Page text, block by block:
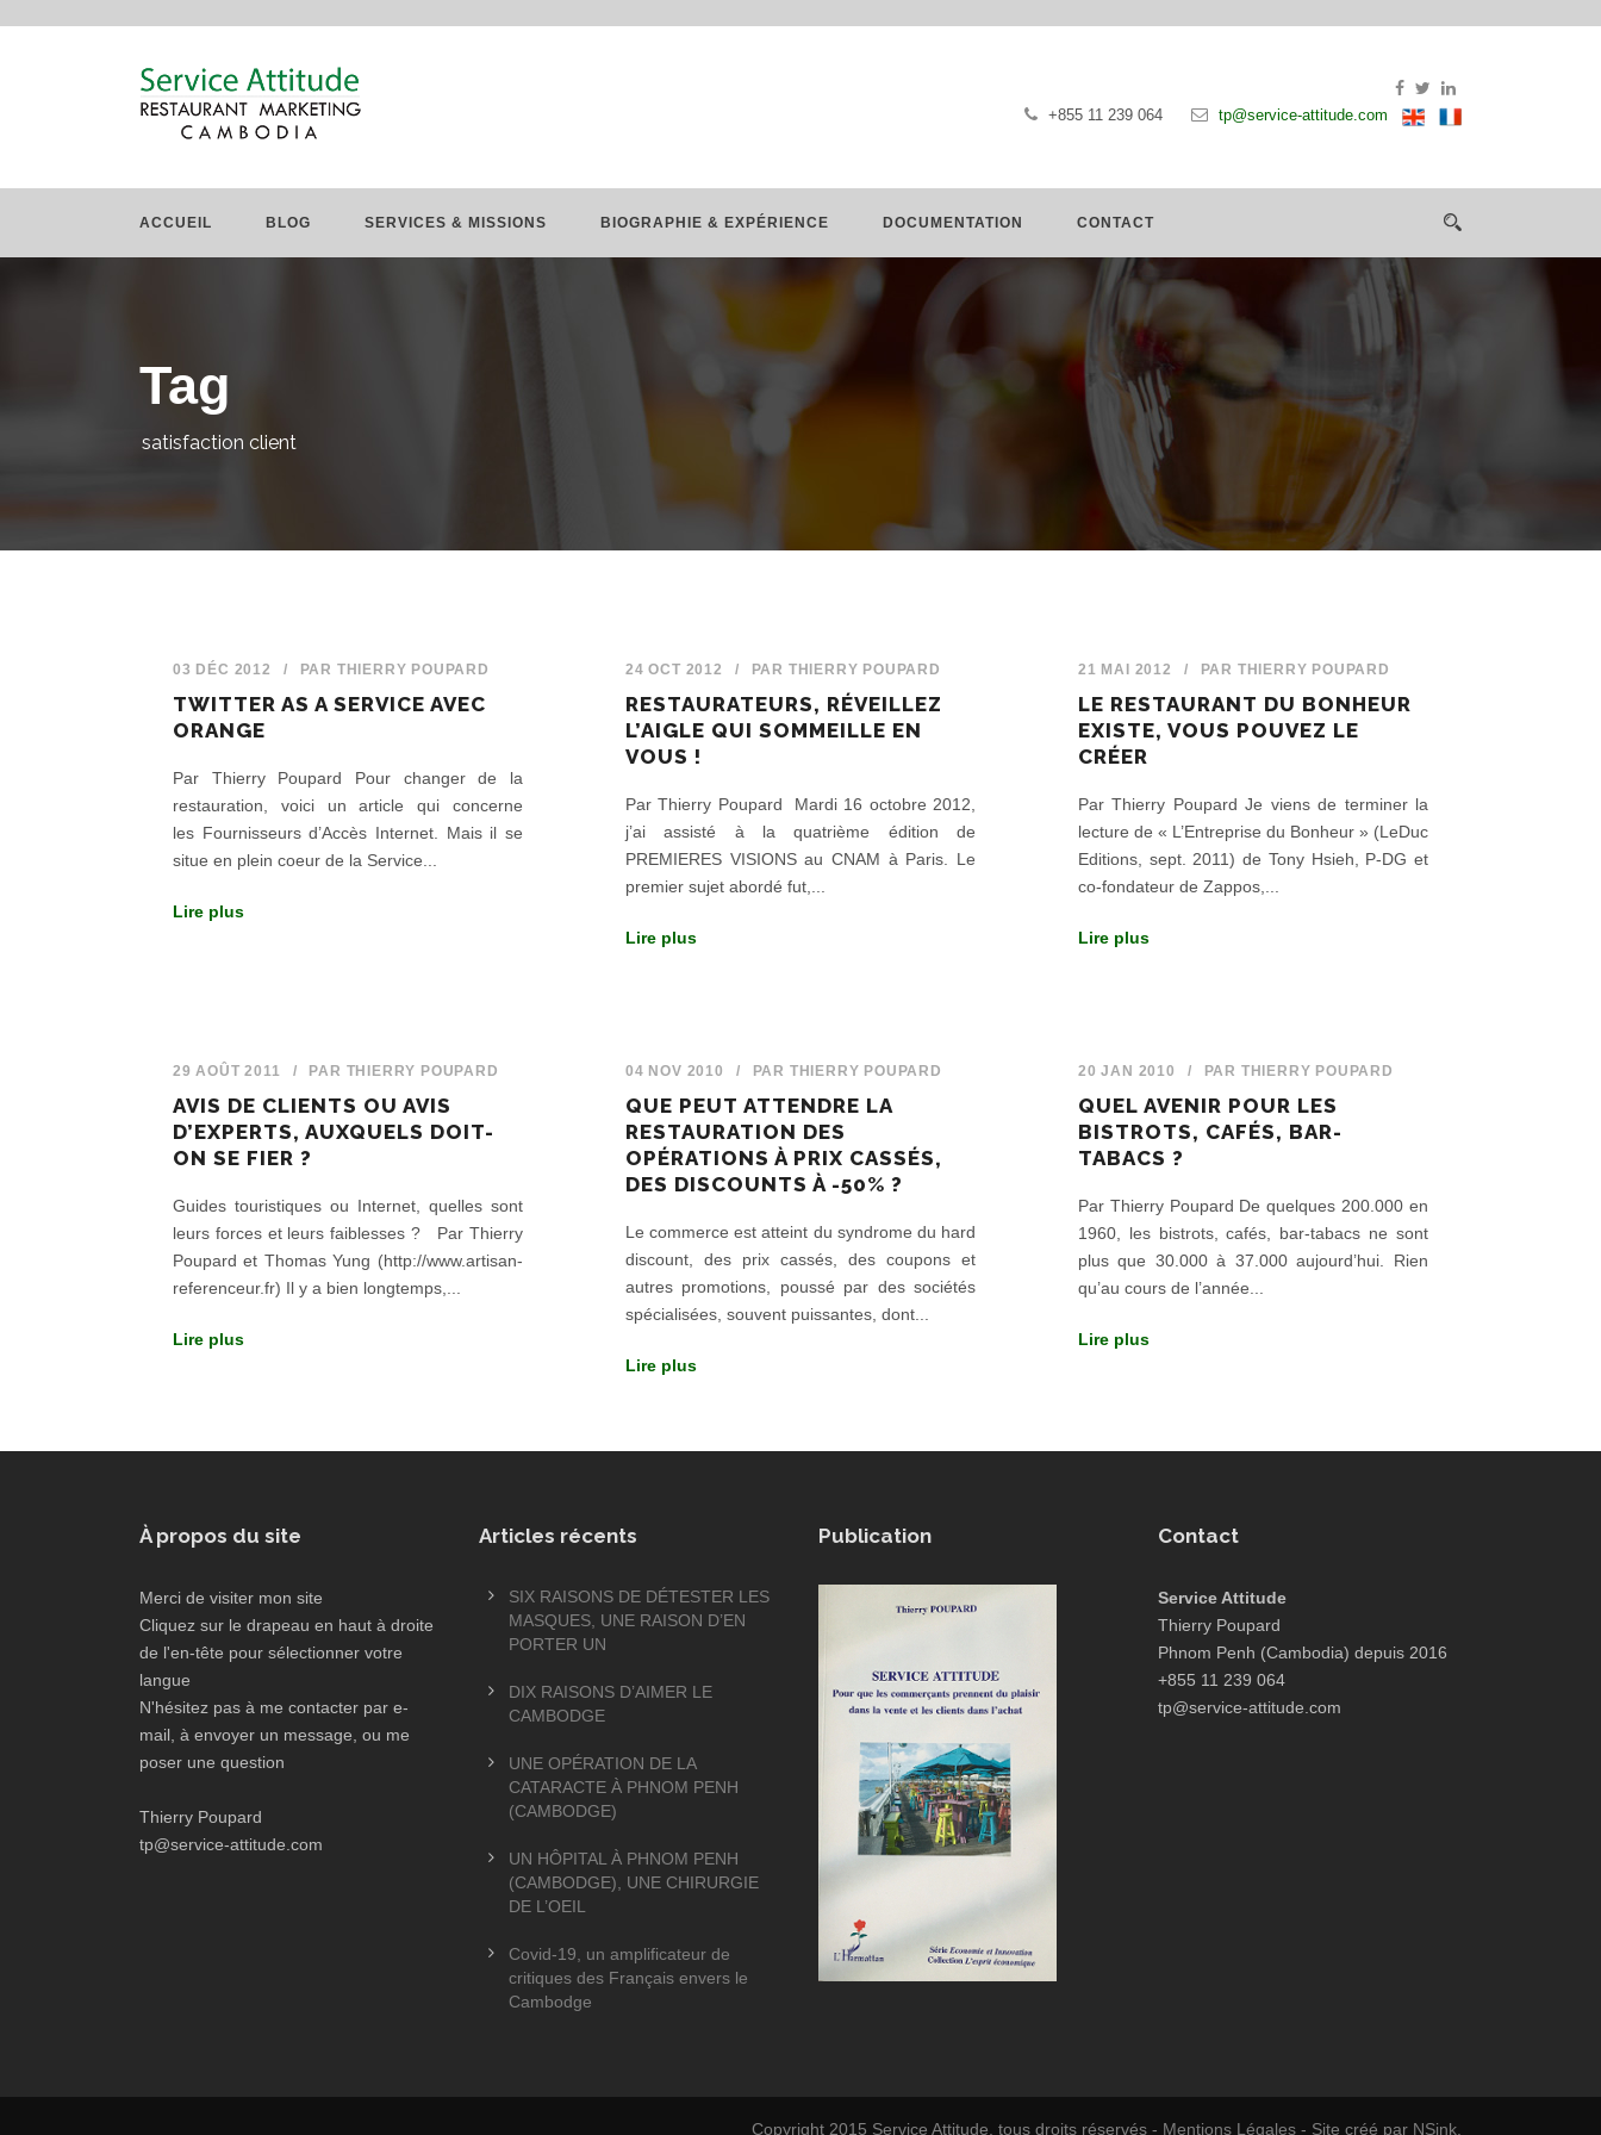
+855 11 239 064 tp@service-attitude.com
ACCUEIL BLOG SERVICES & MISSIONS BIOGRAPHIE & EXPÉRIENCE DOCUMENTATION CONTACT
Tag
satisfaction client
03 DÉC 2012 / PAR THIERRY POUPARD
TWITTER AS A SERVICE AVEC
ORANGE
Par Thierry Poupard Pour changer de la
restauration, voici un article qui concerne
les Fournisseurs d’Accès Internet. Mais il se
situe en plein coeur de la Service...
Lire plus
24 OCT 2012 / PAR THIERRY POUPARD
RESTAURATEURS, RÉVEILLEZ
L’AIGLE QUI SOMMEILLE EN
VOUS !
Par Thierry Poupard Mardi 16 octobre 2012,
j’ai assisté à la quatrième édition de
PREMIERES VISIONS au CNAM à Paris. Le
premier sujet abordé fut,...
Lire plus
21 MAI 2012 / PAR THIERRY POUPARD
LE RESTAURANT DU BONHEUR
EXISTE, VOUS POUVEZ LE
CRÉER
Par Thierry Poupard Je viens de terminer la
lecture de « L’Entreprise du Bonheur » (LeDuc
Editions, sept. 2011) de Tony Hsieh, P-DG et
co-fondateur de Zappos,...
Lire plus
29 AOÛT 2011 / PAR THIERRY POUPARD
AVIS DE CLIENTS OU AVIS
D’EXPERTS, AUXQUELS DOIT-
ON SE FIER ?
Guides touristiques ou Internet, quelles sont
leurs forces et leurs faiblesses ? Par Thierry
Poupard et Thomas Yung (http://www.artisan-
referenceur.fr) Il y a bien longtemps,...
Lire plus
04 NOV 2010 / PAR THIERRY POUPARD
QUE PEUT ATTENDRE LA
RESTAURATION DES
OPÉRATIONS À PRIX CASSÉS,
DES DISCOUNTS À -50% ?
Le commerce est atteint du syndrome du hard
discount, des prix cassés, des coupons et
autres promotions, poussé par des sociétés
spécialisées, souvent puissantes, dont...
Lire plus
20 JAN 2010 / PAR THIERRY POUPARD
QUEL AVENIR POUR LES
BISTROTS, CAFÉS, BAR-
TABACS ?
Par Thierry Poupard De quelques 200.000 en
1960, les bistrots, cafés, bar-tabacs ne sont
plus que 30.000 à 37.000 aujourd’hui. Rien
qu’au cours de l’année...
Lire plus
À propos du site
Merci de visiter mon site
Cliquez sur le drapeau en haut à droite
de l'en-tête pour sélectionner votre
langue
N'hésitez pas à me contacter par e-
mail, à envoyer un message, ou me
poser une question
Thierry Poupard
tp@service-attitude.com
Articles récents
SIX RAISONS DE DÉTESTER LES
MASQUES, UNE RAISON D’EN
PORTER UN
DIX RAISONS D’AIMER LE
CAMBODGE
UNE OPÉRATION DE LA
CATARACTE À PHNOM PENH
(CAMBODGE)
UN HÔPITAL À PHNOM PENH
(CAMBODGE), UNE CHIRURGIE
DE L’OEIL
Covid-19, un amplificateur de
critiques des Français envers le
Cambodge
Publication Contact
Service Attitude
Thierry Poupard
Phnom Penh (Cambodia) depuis 2016
+855 11 239 064
tp@service-attitude.com
Copyright 2015 Service Attitude, tous droits réservés - Mentions Légales - Site créé par NSink